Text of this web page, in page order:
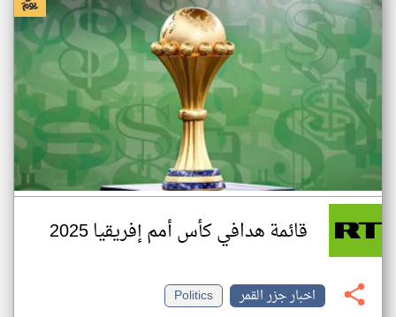
قائمة هدافي كأس أمم إفريقيا 2025
اخبار جزر القمر
Politics